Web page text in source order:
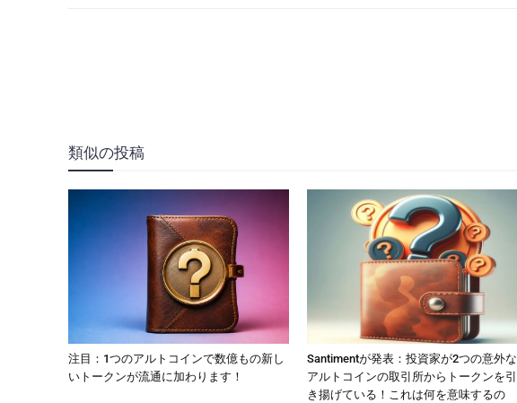
類似の投稿
注目：1つのアルトコインで数億もの新し
いトークンが流通に加わります！
Santimentが発表：投資家が2つの意外な
アルトコインの取引所からトークンを引
き揚げている！これは何を意味するの